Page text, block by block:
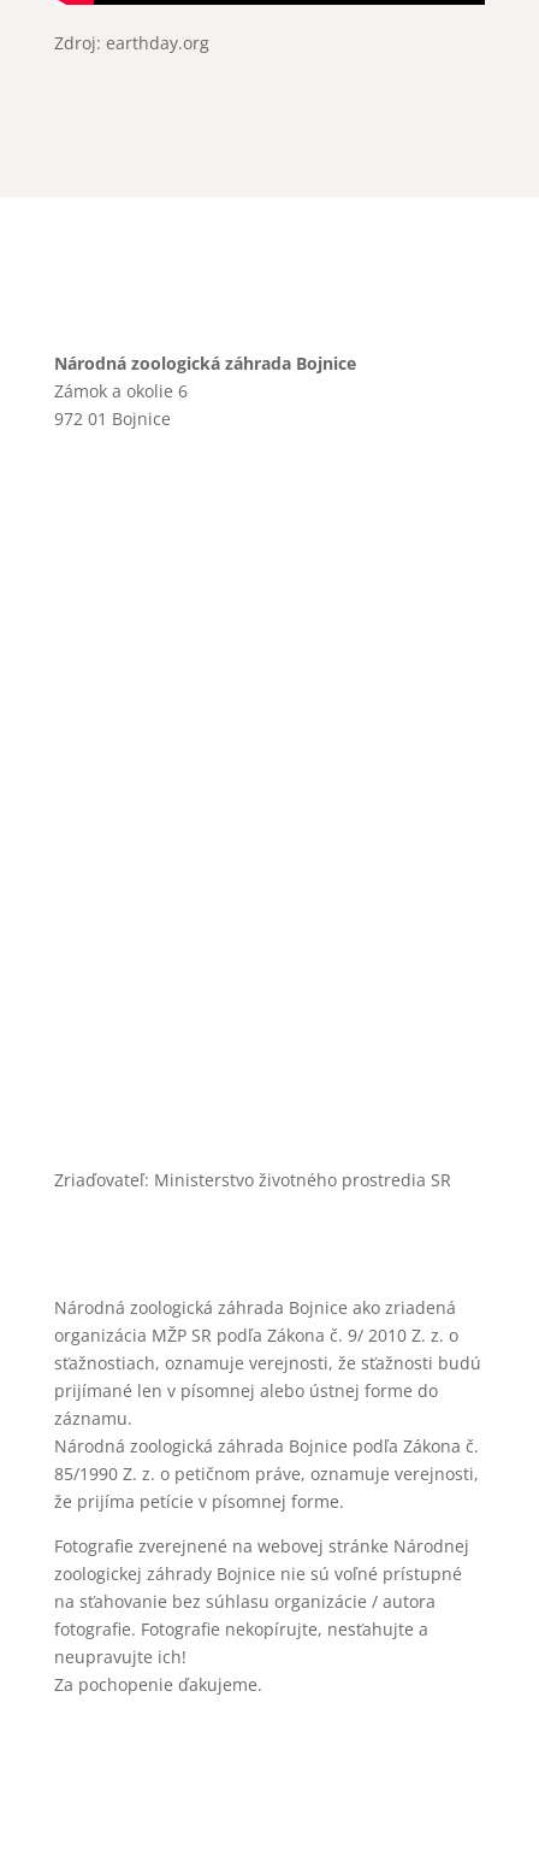
Zdroj: earthday.org
Národná zoologická záhrada Bojnice
Zámok a okolie 6
972 01 Bojnice
Zriaďovateľ: Ministerstvo životného prostredia SR
Národná zoologická záhrada Bojnice ako zriadená
organizácia MŽP SR podľa Zákona č. 9/ 2010 Z. z. o
sťažnostiach, oznamuje verejnosti, že sťažnosti budú
prijímané len v písomnej alebo ústnej forme do
záznamu.
Národná zoologická záhrada Bojnice podľa Zákona č.
85/1990 Z. z. o petičnom práve, oznamuje verejnosti,
že prijíma petície v písomnej forme.
Fotografie zverejnené na webovej stránke Národnej
zoologickej záhrady Bojnice nie sú voľné prístupné
na sťahovanie bez súhlasu organizácie / autora
fotografie. Fotografie nekopírujte, nesťahujte a
neupravujte ich!
Za pochopenie ďakujeme.